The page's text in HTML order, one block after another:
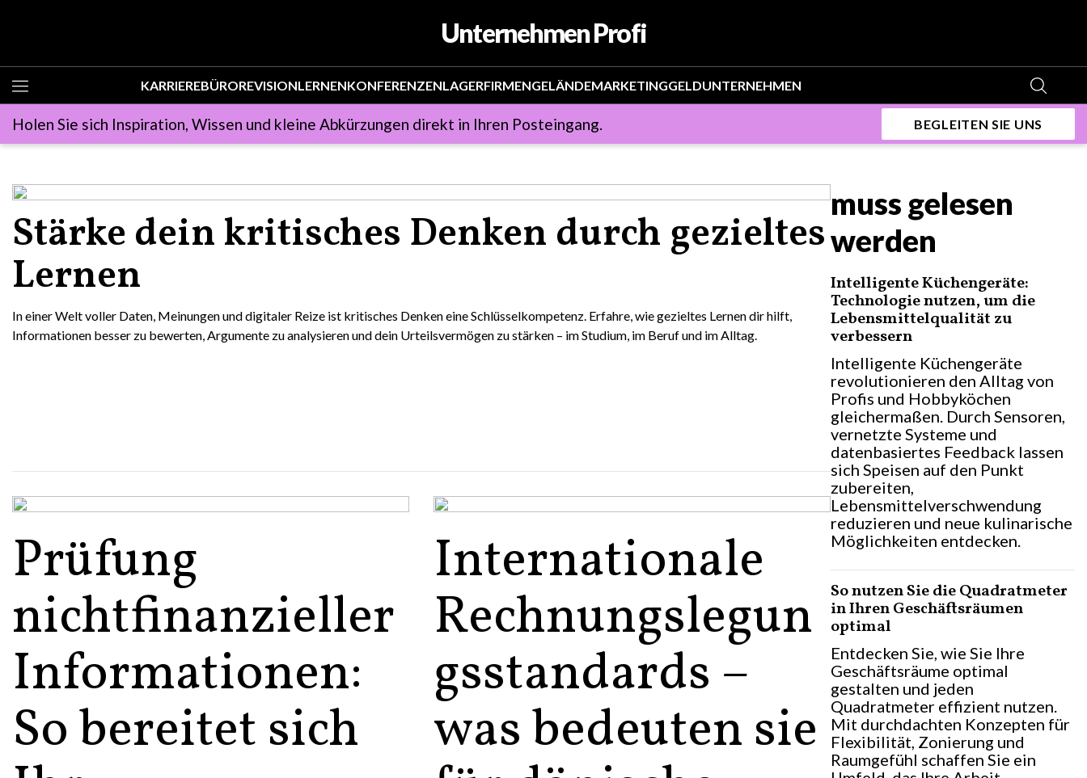
Unternehmen Profi
KARRIEREBÜROREVISIONLERNENKONFERENZENLAGERFIRMENGELÄNDEMARKETINGGELDUNTERNEHMEN
Holen Sie sich Inspiration, Wissen und kleine Abkürzungen direkt in Ihren Posteingang. BEGLEITEN SIE UNS
Stärke dein kritisches Denken durch gezieltes
Lernen
In einer Welt voller Daten, Meinungen und digitaler Reize ist kritisches Denken eine Schlüsselkompetenz. Erfahre, wie gezieltes Lernen dir hilft,
Informationen besser zu bewerten, Argumente zu analysieren und dein Urteilsvermögen zu stärken – im Studium, im Beruf und im Alltag.
Prüfung
nichtfinanzieller
Informationen:
So bereitet sich
Internationale
Rechnungslegun
gsstandards –
was bedeuten sie
muss gelesen
werden
Intelligente Küchengeräte:
Technologie nutzen, um die
Lebensmittelqualität zu
verbessern
Intelligente Küchengeräte
revolutionieren den Alltag von
Profis und Hobbyköchen
gleichermaßen. Durch Sensoren,
vernetzte Systeme und
datenbasiertes Feedback lassen
sich Speisen auf den Punkt
zubereiten,
Lebensmittelverschwendung
reduzieren und neue kulinarische
Möglichkeiten entdecken.
So nutzen Sie die Quadratmeter
in Ihren Geschäftsräumen
optimal
Entdecken Sie, wie Sie Ihre
Geschäftsräume optimal
gestalten und jeden
Quadratmeter effizient nutzen.
Mit durchdachten Konzepten für
Flexibilität, Zonierung und
Raumgefühl schaffen Sie ein